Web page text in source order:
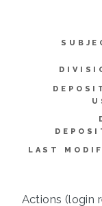
LAST
Actions (login